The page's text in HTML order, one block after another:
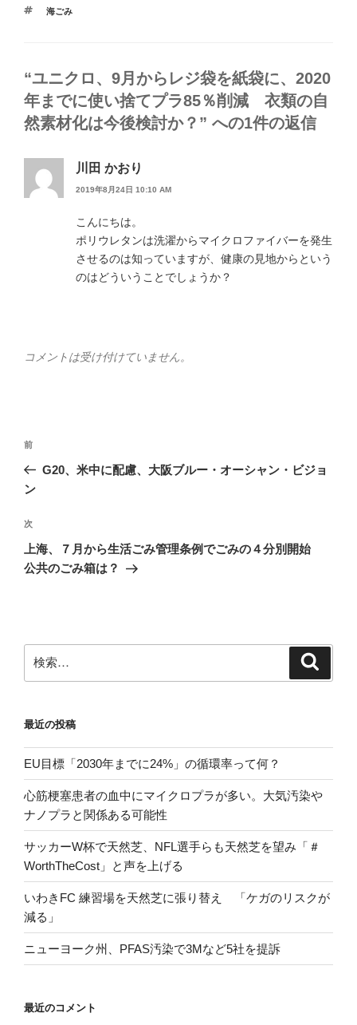
ゴ
タ
海ごみ
“ユニクロ、9月からレジ袋を紙袋に、2020
年までに使い捨てプラ85％削減 衣類の自
然素材化は今後検討か？” への1件の返信
川田 かおり
2019年8月24日 10:10 AM
こんにちは。
ポリウレタンは洗濯からマイクロファイバーを発生
させるのは知っていますが、健康の見地からという
のはどういうことでしょうか？
コメントは受け付けていません。
投
ナ
ゲ
ー
シ
前
の
投
前
G20、米中に配慮、大阪ブルー・オーシャン・ビジョ
ン
次
の
投
次
上海、７月から生活ごみ管理条例でごみの４分別開始
公共のごみ箱は？
索:
最近の投稿
EU目標「2030年までに24%」の循環率って何？
心筋梗塞患者の血中にマイクロプラが多い。大気汚染や
ナノプラと関係ある可能性
サッカーW杯で天然芝、NFL選手らも天然芝を望み「＃
WorthTheCost」と声を上げる
いわきFC 練習場を天然芝に張り替え 「ケガのリスクが
減る」
ニューヨーク州、PFAS汚染で3Mなど5社を提訴
最近のコメント